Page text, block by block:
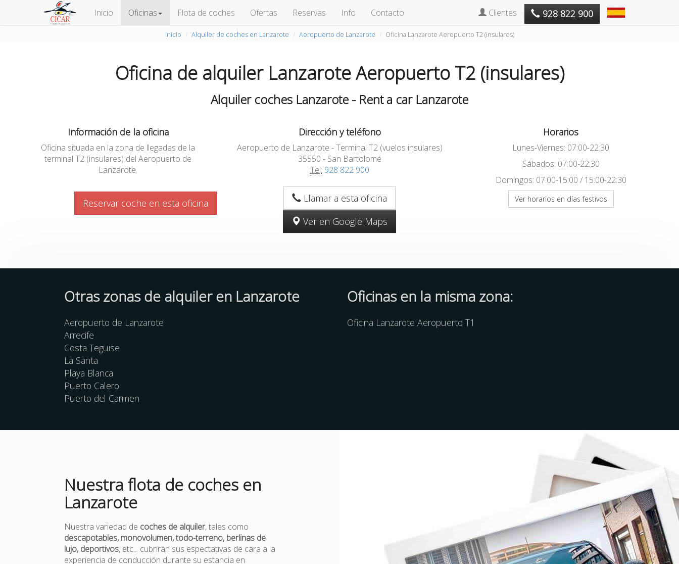
Inicio Oficinas Flota de coches Ofertas Reservas Info Contacto Clientes 928 822 900
Inicio Alquiler de coches en Lanzarote Aeropuerto de Lanzarote Oficina Lanzarote Aeropuerto T2 (insulares)
Oficina de alquiler Lanzarote Aeropuerto T2 (insulares)
Alquiler coches Lanzarote - Rent a car Lanzarote
Información de la oficina
Oficina situada en la zona de llegadas de la
terminal T2 (insulares) del Aeropuerto de
Lanzarote.
Reservar coche en esta oficina
Dirección y teléfono
Aeropuerto de Lanzarote - Terminal T2 (vuelos insulares)
35550 - San Bartolomé
Tel: 928 822 900
Llamar a esta oficina
Ver en Google Maps
Horarios
Lunes-Viernes: 07:00-22:30
Sábados: 07:00-22:30
Domingos: 07:00-15:00 / 15:00-22:30
Ver horarios en días festivos
Otras zonas de alquiler en Lanzarote
Aeropuerto de Lanzarote
Arrecife
Costa Teguise
La Santa
Playa Blanca
Puerto Calero
Puerto del Carmen
Oficinas en la misma zona:
Oficina Lanzarote Aeropuerto T1
Nuestra flota de coches en
Lanzarote
Nuestra variedad de coches de alquiler, tales como
descapotables, monovolumen, todo-terreno, berlinas de
lujo, deportivos, etc... cubrirán sus espectativas de cara a la
experiencia de conducción durante su estancia en